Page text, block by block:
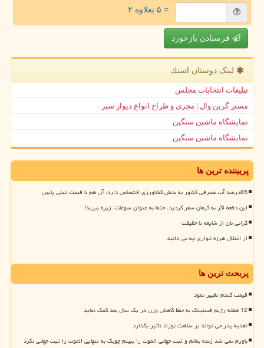
= ۵ بعلاوه ۲
فرستادن بازخورد
لینک دوستان اسنك
تبلیغات انتخابات مجلس
مستر گرین وال | مجری و طراح انواع دیوار سبز
نمایشگاه ماشین سنگین
نمایشگاه ماشین سنگین
پربیننده ترین ها
85درصد آب مصرفی کشور به بخش کشاورزی اختصاص دارد، آن هم با قیمت خیلی پایین
این دفعه اگر به کرمان سفر کردید، حتما به عنوان سوغات، زیره ببرید!
گرانی نان از شایعه تا حقیقت
از اختلال هرزه خواری چه می دانید
پربحث ترین ها
قیمت گندم تغییر نمود
12 هفته رژیم فستینگ به حفظ کاهش وزن در یک سال بعد کمک نماید
تغذیه پدر می تواند بر سلامت نوزاد تأثیر بگذارد
باورم نمی شد زنده بمانم و ثبت جهانی الموت را ببینم چوبک به تنهایی الموت را ثبت جهانی نکرد